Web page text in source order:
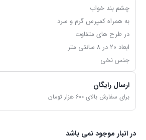
چشم بند خواب
به همراه کمپرس گرم و سرد
در طرح های متفاوت
ابعاد ۲۰ در ۸ سانتی متر
جنس نخی
ارسال رایگان
برای سفارش بالای ۶۰۰ هزار تومان
در انبار موجود نمی باشد